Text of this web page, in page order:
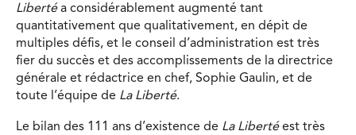
Libertéa considérablement augmenté tant
quantitativement que qualitativement, en dépit de
multiples défis, et le conseil d’administration est très
fier du succès et des accomplissements de la directrice
générale et rédactrice en chef, Sophie Gaulin, et de
toute l’équipe de La Liberté.
Le bilan des 111 ans d’existence de La Libertéest très